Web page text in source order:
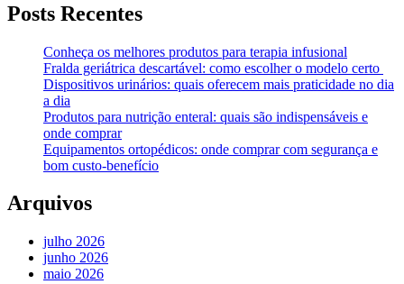
Posts Recentes
Conheça os melhores produtos para terapia infusional
Fralda geriátrica descartável: como escolher o modelo certo
Dispositivos urinários: quais oferecem mais praticidade no dia
a dia
Produtos para nutrição enteral: quais são indispensáveis e
onde comprar
Equipamentos ortopédicos: onde comprar com segurança e
bom custo-benefício
Arquivos
julho 2026
junho 2026
maio 2026